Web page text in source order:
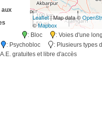
aux
100 km
50 mi
Leaflet| Map data ©
©Mapbox
: Bloc : Voies d'une
: Psychobloc : Plusieurs types
gratuites et libre d'accès